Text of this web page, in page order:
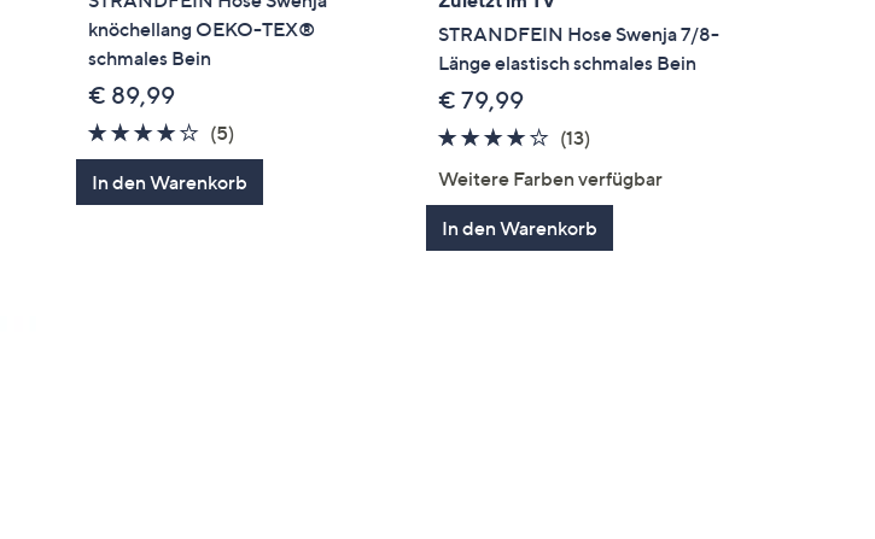
knöchellang OEKO-TEX®
schmales Bein
€ 89,99
3.8
von
5
(5)
Bewertungen
In den Warenkorb
STRANDFEIN Hose Swenja 7/8-
Länge elastisch schmales Bein
€ 79,99
3.6
5
(13)
Weitere Farben verfügbar
In den Warenkorb